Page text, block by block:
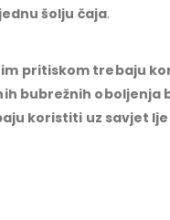
šolju čaja.
pritiskom trebaju
bubrežnih oboljenja
koristiti uz savjet